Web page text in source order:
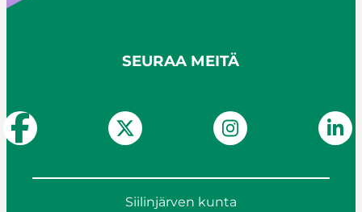
SEURAA MEITÄ
Siilinjärven kunta